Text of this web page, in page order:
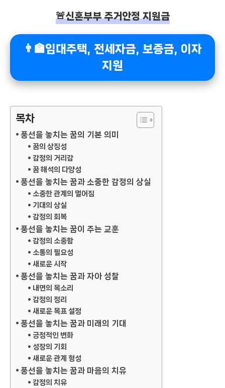
🚨신혼부부 주거안정 지원금
👨‍🏫임대주택, 전세자금, 보증금, 이자
지원
목차
풍선을 놓치는 꿈의 기본 의미
꿈의 상징성
감정의 거리감
꿈 해석의 다양성
풍선을 놓치는 꿈과 소중한 감정의 상실
소중한 관계의 멀어짐
기대의 상실
감정의 회복
풍선을 놓치는 꿈이 주는 교훈
감정의 소중함
소통의 필요성
새로운 시작
풍선을 놓치는 꿈과 자아 성찰
내면의 목소리
감정의 정리
새로운 목표 설정
풍선을 놓치는 꿈과 미래의 기대
긍정적인 변화
성장의 기회
새로운 관계 형성
풍선을 놓치는 꿈과 마음의 치유
감정의 치유